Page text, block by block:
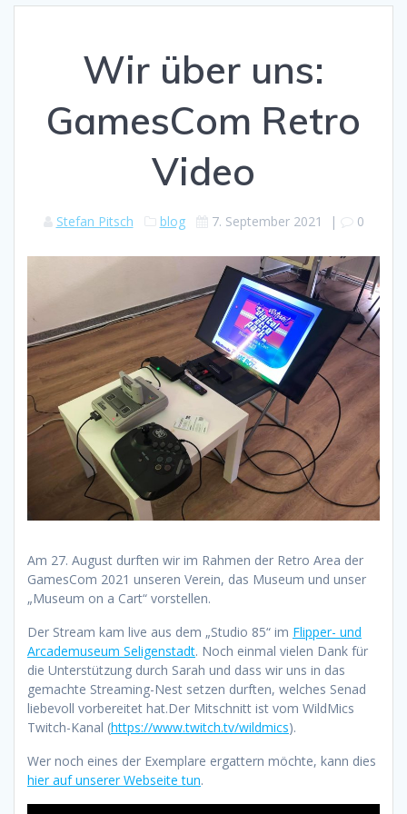
Wir über uns:
GamesCom Retro
Video
Stefan Pitsch blog 7. September 2021 | 0
Am 27. August durften wir im Rahmen der Retro Area der
GamesCom 2021 unseren Verein, das Museum und unser
„Museum on a Cart“ vorstellen.
Der Stream kam live aus dem „Studio 85“ im Flipper- und
Arcademuseum Seligenstadt. Noch einmal vielen Dank für
die Unterstützung durch Sarah und dass wir uns in das
gemachte Streaming-Nest setzen durften, welches Senad
liebevoll vorbereitet hat.Der Mitschnitt ist vom WildMics
Twitch-Kanal (https://www.twitch.tv/wildmics).
Wer noch eines der Exemplare ergattern möchte, kann dies
hier auf unserer Webseite tun.